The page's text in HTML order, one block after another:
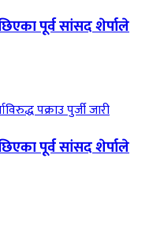
पूर्व सांसद शेर्पाले
पूर्व सांसद शेर्पाले